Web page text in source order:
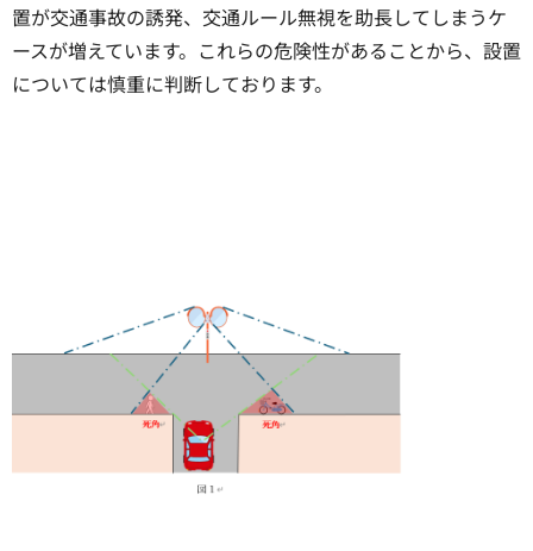
置が交通事故の誘発、交通ルール無視を助長してしまうケ
ースが増えています。これらの危険性があることから、設置
については慎重に判断しております。